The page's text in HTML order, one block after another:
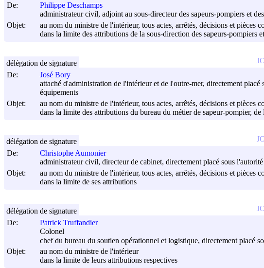
De:
Philippe Deschamps
administrateur civil, adjoint au sous-directeur des sapeurs-pompiers et
Objet:
au nom du ministre de l'intérieur, tous actes, arrêtés, décisions et pièces
dans la limite des attributions de la sous-direction des sapeurs-pompiers
De:
José Bory
attaché d'administration de l'intérieur et de l'outre-mer, directement
équipements
Objet:
au nom du ministre de l'intérieur, tous actes, arrêtés, décisions et pièces
dans la limite des attributions du bureau du métier de sapeur-pompier,
délégation de signature
De:
Christophe Aumonier
administrateur civil, directeur de cabinet, directement placé sous
Objet:
au nom du ministre de l'intérieur, tous actes, arrêtés, décisions et pièces
dans la limite de ses attributions
délégation de signature
De:
Patrick Truffandier
Colonel
chef du bureau du soutien opérationnel et logistique, directement placé
Objet:
au nom du ministre de l'intérieur
dans la limite de leurs attributions respectives
délégation de signature